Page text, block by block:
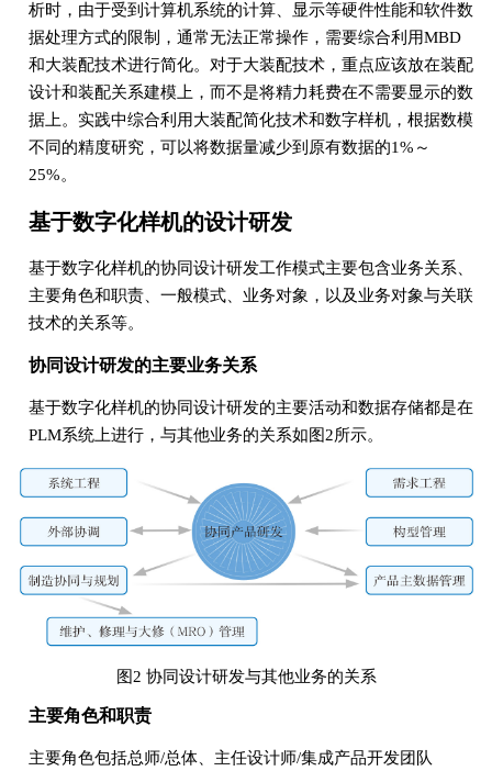
析时，由于受到计算机系统的计算、显示等硬件性能和软件数
据处理方式的限制，通常无法正常操作，需要综合利用MBD
和大装配技术进行简化。对于大装配技术，重点应该放在装配
设计和装配关系建模上，而不是将精力耗费在不需要显示的数
据上。实践中综合利用大装配简化技术和数字样机，根据数模
不同的精度研究，可以将数据量减少到原有数据的1%～
25%。
基于数字化样机的设计研发
基于数字化样机的协同设计研发工作模式主要包含业务关系、
主要角色和职责、一般模式、业务对象，以及业务对象与关联
技术的关系等。
协同设计研发的主要业务关系
基于数字化样机的协同设计研发的主要活动和数据存储都是在
PLM系统上进行，与其他业务的关系如图2所示。
图2 协同设计研发与其他业务的关系
主要角色和职责
主要角色包括总师/总体、主任设计师/集成产品开发团队